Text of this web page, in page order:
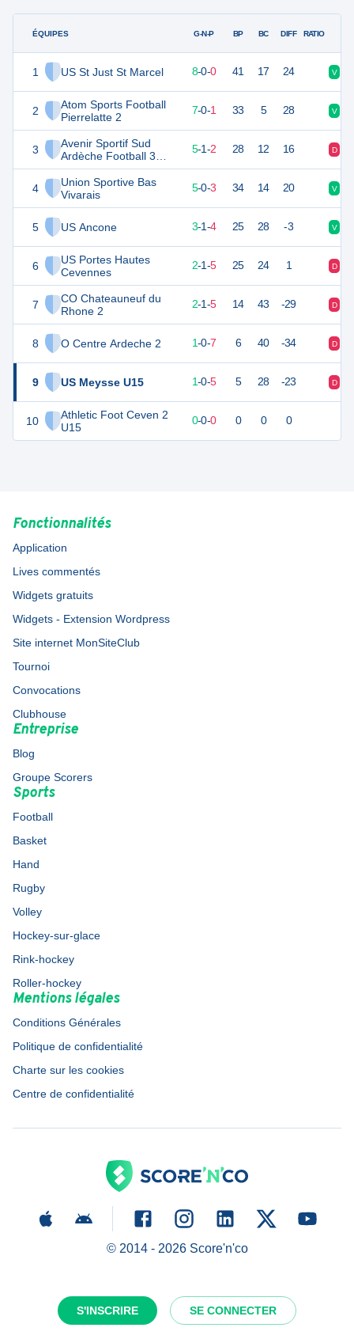
S'INSCRIRE SE CONNECTER
ÉQUIPES
1 US St Just St Marcel
2
Atom Sports Football
Pierrelatte 2
3
Avenir Sportif Sud
Ardèche Football 3
U15
4
Union Sportive Bas
Vivarais
5 US Ancone
6
US Portes Hautes
Cevennes
7
CO Chateauneuf du
Rhone 2
8 O Centre Ardeche 2
9 US Meysse U15
10
Athletic Foot Ceven 2
U15
G-N-P BP BC DIFF RATIO
24 8-0-0 41 17 24 V
21 7-0-1 33 5 28 V
16 5-1-2 28 12 16 D
15 5-0-3 34 14 20 V
3-1-4 25 28 -3 V
7 2-1-5 25 24 1 D
7 2-1-5 14 43 -29 D
3 1-0-7 6 40 -34 D
1 1-0-5 5 28 -23 D
0 0 0-0-0 0 0 0
Fonctionnalités
Application
Lives commentés
Widgets gratuits
Widgets - Extension Wordpress
Site internet MonSiteClub
Tournoi
Convocations
Clubhouse
Entreprise
Blog
Groupe Scorers
Sports
Football
Basket
Hand
Rugby
Volley
Hockey-sur-glace
Rink-hockey
Roller-hockey
Mentions légales
Conditions Générales
Politique de confidentialité
Charte sur les cookies
Centre de confidentialité
© 2014 - 2026Score'n'co